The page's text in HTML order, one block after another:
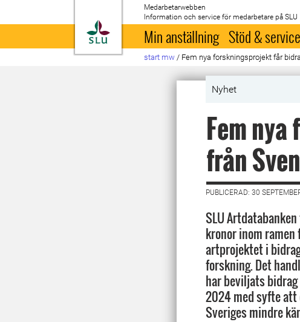
Till startsida
Medarbetarwebben
Information och service för medarbetare på SLU
Min anställning Stöd & service
start mw / Fem nya forskningsprojekt får
Nyhet
Fem
från
PUBLICERAD: 30
SLU
kronor inom ramen
artprojektet i
forskning. Det
har beviljats
2024 med syfte att
Sveriges mindre